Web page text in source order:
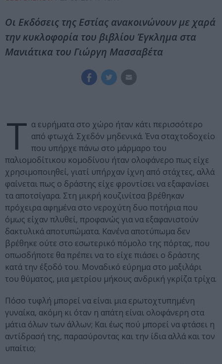
Οι Εκδόσεις της Εστίας ανακοινώνουν με χαρά
την κυκλοφορία του βιβλίου Έγκλημα στα
Μανιάτικα του Γιώργη Μασσαβέτα
Τ α ευρήματα στο χώρο ήταν κάτι περισσότερο
από φτωχά. Σχεδόν μηδενικά. Ένα σταχτοδοχείο
που υπήρχε πάνω στο μάρμαρο του
παλιομοδίτικου κομοδίνου ήταν ολοφάνερο πως είχε
χρησιμοποιηθεί, γιατί υπήρχαν ίχνη από στάχτες, αλλά
φαίνεται πως ο δράστης είχε φροντίσει να εξαφανίσει
τα αποτσίγαρα. Στη μικρή κουζινίτσα βρέθηκαν
πρόχειρα αφημένα στο νεροχύτη δυο ποτήρια που
όμως είχαν πλυθεί, προφανώς για να εξαφανιστούν
δακτυλικά αποτυπώματα. Κανένα αποτύπωμα δεν
βρέθηκε ούτε στο εσωτερικό πόμολο της πόρτας, που
οπωσδήποτε θα πρέπει να το είχε πιάσει ο δράστης
κατά την έξοδό του. Μοναδικό εύρημα στο μαξιλάρι
του θύματος, μια μετρίου μήκους ανδρική γκρίζα τρίχα.
Πόσο τυφλή μπορεί να είναι μια ερωτοχτυπημένη
γυναίκα, ακόμη κι όταν η απάτη είναι ολοφάνερη στα
μάτια όλων των άλλων; Και έως πού μπορεί να φτάσει η
αντίδρασή της, παρασύροντας και την ίδια αλλά και τον
υπαίτιο;